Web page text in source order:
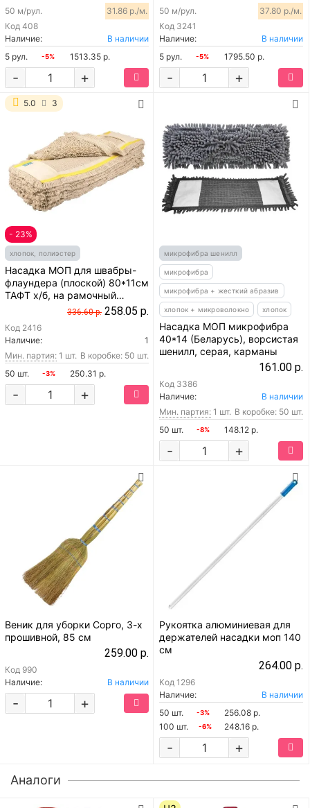
Код 408
50 м/рул. 31.86 р./м.
Наличие:
В наличии
5 рул.
-5% 1513.35 р.
+
-
Код 3241
50 м/рул. 37.80 р./м.
Наличие:
В наличии
5 рул.
-5% 1795.50 р.
+
-
5.0 3
- 23%
хлопок, полиэстер
Насадка МОП для швабры-
флаундера (плоской) 80*11см
ТАФТ х/б, на рамочный
держатель, карманы
336.60 р. 258.05 р.
Код 2416
Наличие:
1
Мин. партия: 1 шт. В коробке: 50 шт.
50 шт.
-3% 250.31 р.
+
-
микрофибра шенилл
микрофибра
микрофибра + жесткий абразив
хлопок + микроволокно хлопок
Насадка МОП микрофибра
40*14 (Беларусь), ворсистая
шенилл, серая, карманы
161.00 р.
Код 3386
Наличие:
В наличии
Мин. партия: 1 шт. В коробке: 50 шт.
50 шт.
-8% 148.12 р.
+
-
Веник для уборки Сорго, 3-х
прошивной, 85 см
259.00 р.
Код 990
Наличие:
В наличии
+
-
Рукоятка алюминиевая для
держателей насадки моп 140
см
264.00 р.
Код 1296
Наличие:
В наличии
50 шт.
-3%
256.08 р.
100 шт.
-6% 248.16 р.
+
-
Аналоги